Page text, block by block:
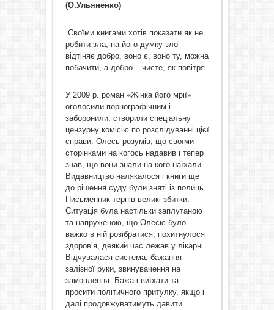
(О.Ульяненко)
Своїми книгами хотів показати як не
робити зла, на його думку зло
відтіняє добро, воно є, воно ту, можна
побачити, а добро – чисте, як повітря.
У 2009 р. роман «Жінка його мрії»
оголосили порнографічним і
заборонили, створили спеціальну
цензурну комісію по розслідуванні цієї
справи. Олесь розумів, що своїми
сторінками на когось надавив і тепер
знав, що вони знали на кого наїхали.
Видавництво налякалося і книги ще
до рішення суду були зняті із полиць.
Письменник терпів великі збитки.
Ситуація була настільки заплутаною
та напруженою, що Олесю було
важко в ній розібратися, похитнулося
здоров’я, деякий час лежав у лікарні.
Відчувалася система, бажання
залізної руки, звинувачення на
замовлення. Бажав виїхати та
просити політичного притулку, якщо і
далі продовжуватимуть давити.